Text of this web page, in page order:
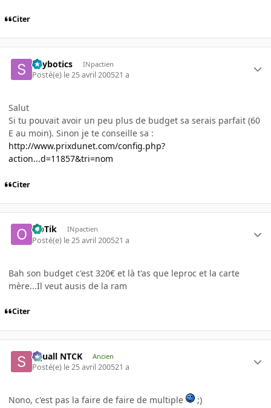
Citer
Spybotics INpactien
Posté(e) le 25 avril 200521 a
Salut
Si tu pouvait avoir un peu plus de budget sa serais parfait (60
E au moin). Sinon je te conseille sa :
http://www.prixdunet.com/config.php?
action...d=11857&tri=nom
Citer
OpTik INpactien
Posté(e) le 25 avril 200521 a
Bah son budget c'est 320€ et là t'as que leproc et la carte
mère...Il veut ausis de la ram
Citer
Squall NTCK Ancien
Posté(e) le 25 avril 200521 a
Nono, c'est pas la faire de faire de multiple ;)